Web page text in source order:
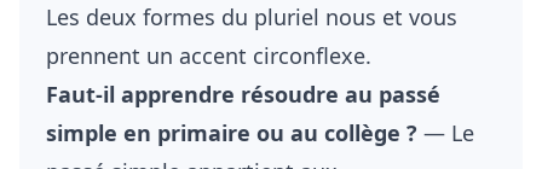
Les deux formes du pluriel nous et vous
prennent un accent circonflexe.
Faut-il apprendre résoudre au passé
simple en primaire ou au collège ? — Le